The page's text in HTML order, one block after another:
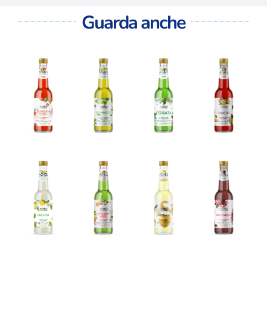
Guarda anche